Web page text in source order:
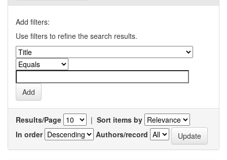
Add filters:
Use filters to refine the search results.
Results/Page | Sort items by
In order
Authors/record